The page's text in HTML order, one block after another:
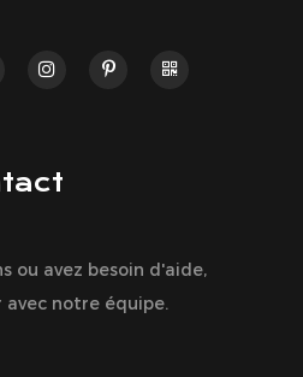
ou avez besoin d'aide,
notre équipe.